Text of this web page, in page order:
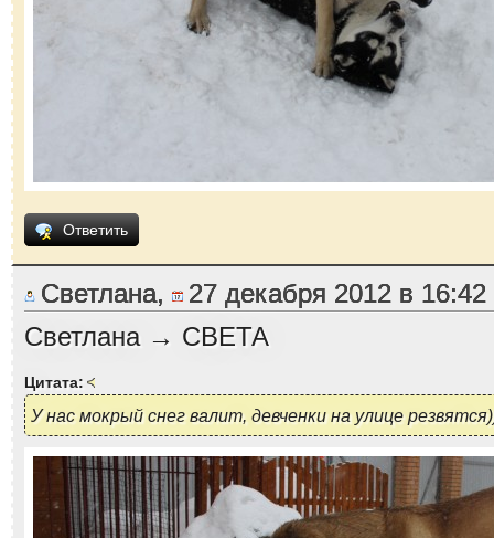
Ответить
Светлана,
27 декабря 2012 в 16:42
Светлана → СВЕТА
Цитата:
У нас мокрый снег валит, девченки на улице